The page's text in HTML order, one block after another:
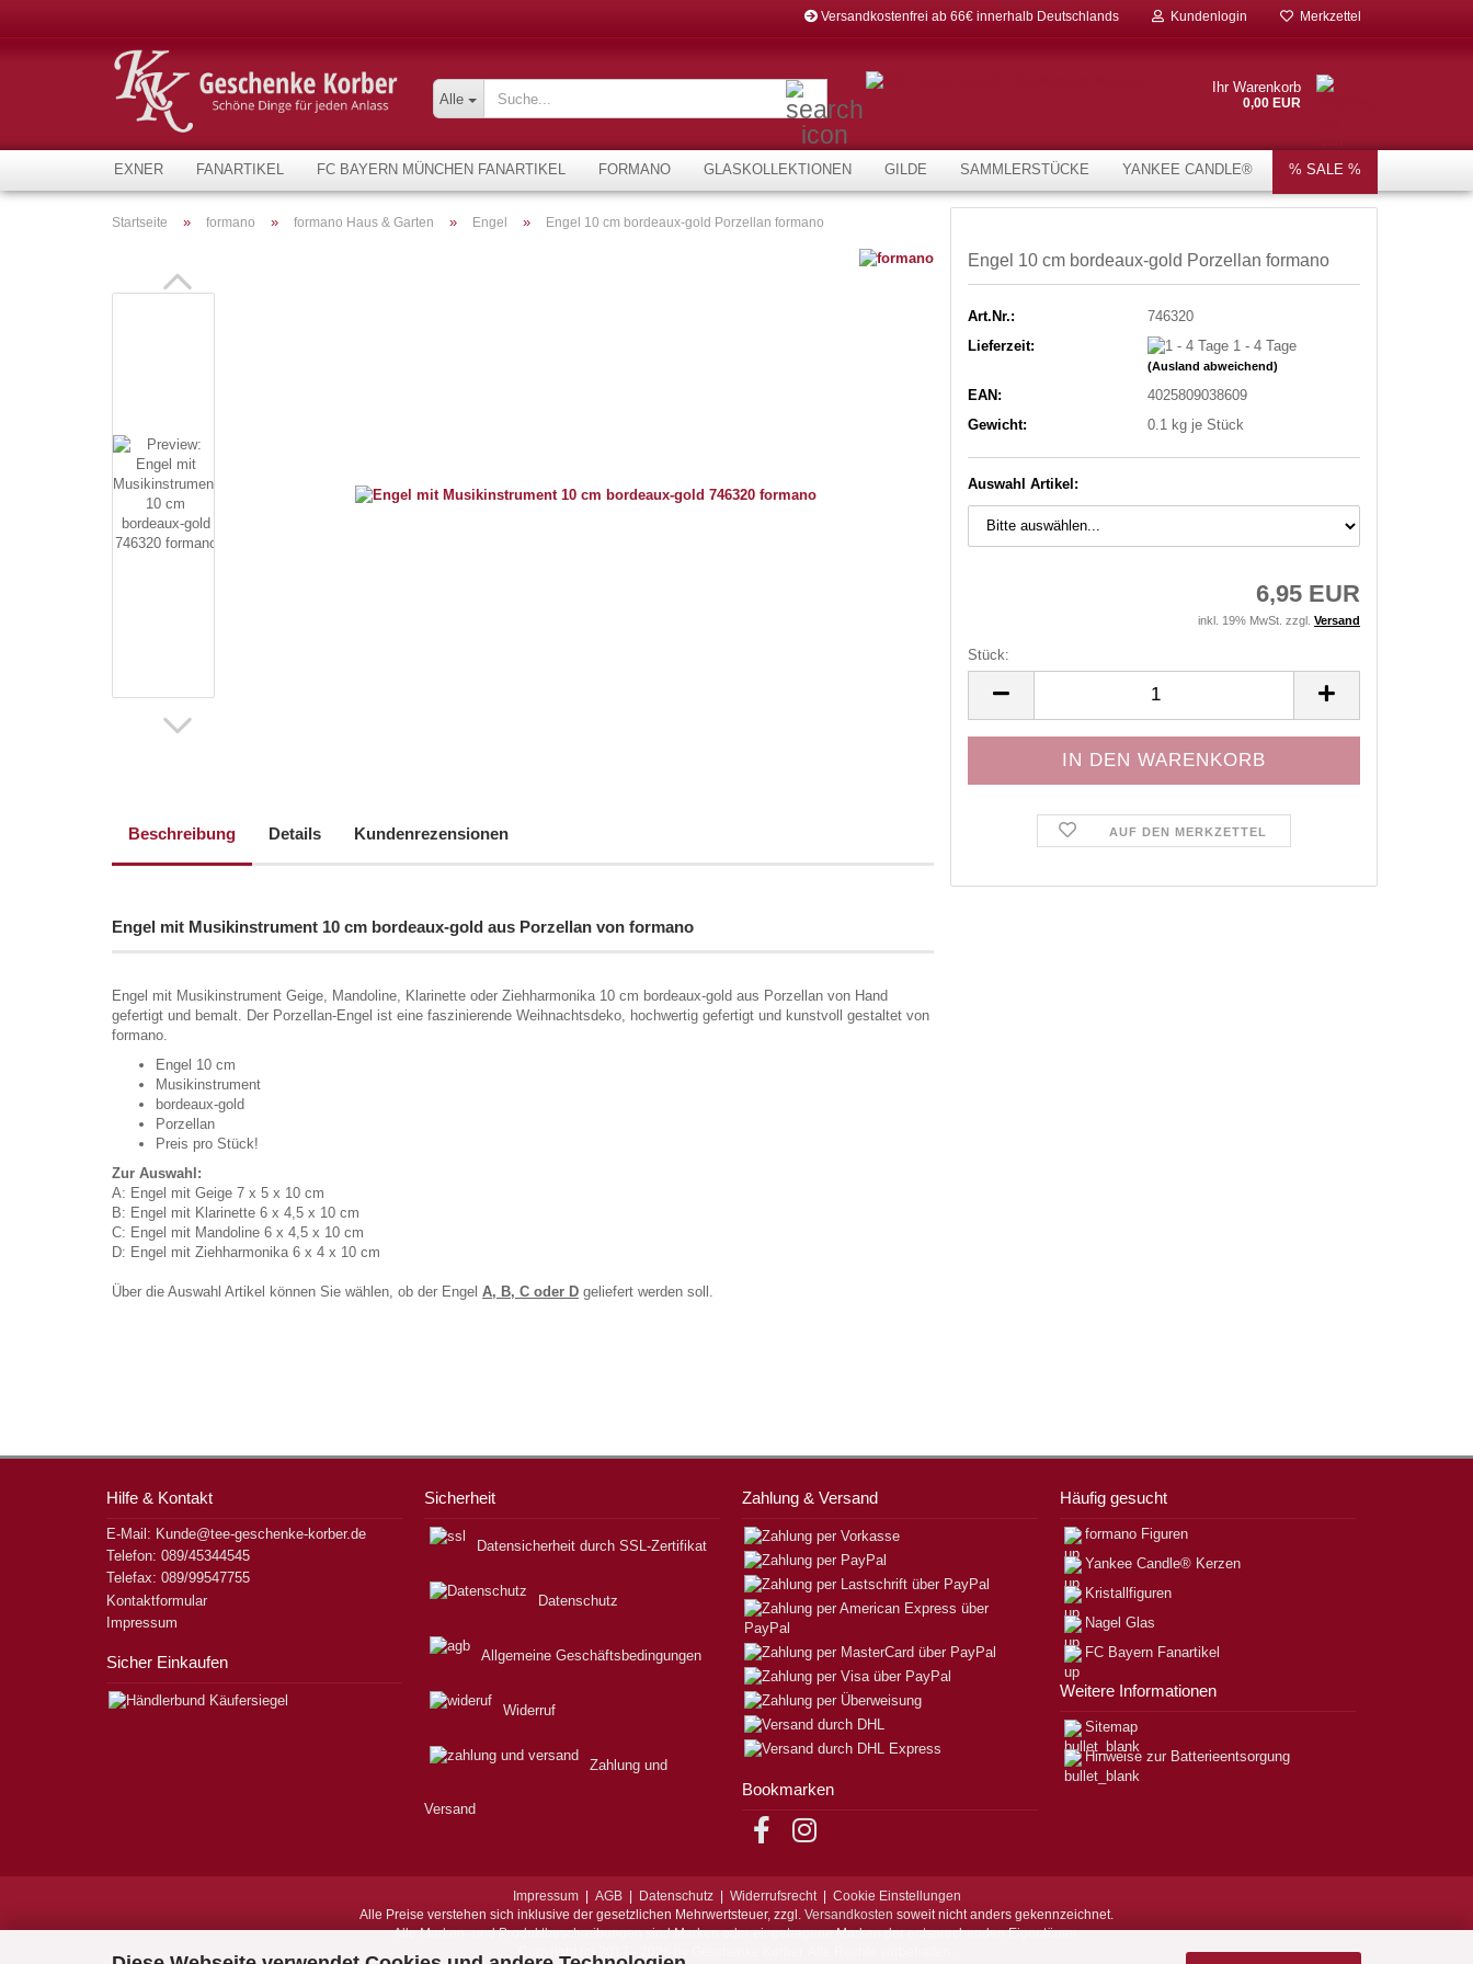
Versandkostenfrei ab 66€ innerhalb Deutschlands Kundenlogin Merkzettel
Alle
Suche... Ihr Warenkorb
0,00 EUR
EXNER FANARTIKEL FC BAYERN MÜNCHEN FANARTIKEL FORMANO GLASKOLLEKTIONEN GILDE SAMMLERSTÜCKE YANKEE CANDLE® % SALE %
Startseite » formano » formano Haus & Garten » Engel » Engel 10 cm bordeaux-gold Porzellan formano
Engel 10 cm bordeaux-gold Porzellan formano
Art.Nr.:
746320
Lieferzeit:
1 - 4 Tage
(Ausland abweichend)
EAN:
4025809038609
Gewicht:
0.1 kg je Stück
Auswahl Artikel:
6,95 EUR
inkl. 19% MwSt. zzgl. Versand
Stück:
Stück
AUF DEN MERKZETTEL
Beschreibung Details Kundenrezensionen
Engel mit Musikinstrument 10 cm bordeaux-gold aus Porzellan von formano
Engel mit Musikinstrument Geige, Mandoline, Klarinette oder Ziehharmonika 10 cm bordeaux-gold aus Porzellan von Hand
gefertigt und bemalt. Der Porzellan-Engel ist eine faszinierende Weihnachtsdeko, hochwertig gefertigt und kunstvoll gestaltet von
formano.
Engel 10 cm
Musikinstrument
bordeaux-gold
Porzellan
Preis pro Stück!
Zur Auswahl:
A: Engel mit Geige 7 x 5 x 10 cm
B: Engel mit Klarinette 6 x 4,5 x 10 cm
C: Engel mit Mandoline 6 x 4,5 x 10 cm
D: Engel mit Ziehharmonika 6 x 4 x 10 cm
Über die Auswahl Artikel können Sie wählen, ob der Engel A, B, C oder D geliefert werden soll.
Hilfe & Kontakt
E-Mail: Kunde@tee-geschenke-korber.de
Telefon: 089/45344545
Telefax: 089/99547755
Kontaktformular
Impressum
Sicher Einkaufen
Sicherheit
Datensicherheit durch SSL-Zertifikat
Datenschutz
Allgemeine Geschäftsbedingungen
Widerruf
Zahlung und
Versand
Zahlung & Versand
Bookmarken
Häufig gesucht
formano Figuren
Yankee Candle® Kerzen
Kristallfiguren
Nagel Glas
FC Bayern Fanartikel
Weitere Informationen
Sitemap
Hinweise zur Batterieentsorgung
Impressum| AGB| Datenschutz| Widerrufsrecht| Cookie Einstellungen
Alle Preise verstehen sich inklusive der gesetzlichen Mehrwertsteuer, zzgl. Versandkosten soweit nicht anders gekennzeichnet.
Alle Marken- und Produktbeschreibungen sind Marken oder eingetragene Marken der entsprechenden Eigentümer.
Copyright (c) 2017 - 2026 by Geschenke Korber. Alle Rechte vorbehalten.